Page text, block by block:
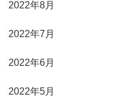
2022年8月
2022年7月
2022年6月
2022年5月